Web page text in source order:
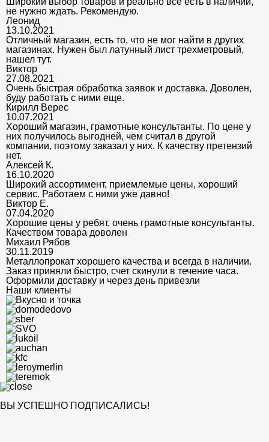
не нужно ждать. Рекомендую.
Леонид
13.10.2021
Отличный магазин, есть то, что не мог найти в других
магазинах. Нужен был латунный лист трехметровый,
нашел тут.
Виктор
27.08.2021
Очень быстрая обработка заявок и доставка. Доволен,
буду работать с ними еще.
Кирилл Верес
10.07.2021
Хороший магазин, грамотные консультанты. По цене у
них получилось выгодней, чем считал в другой
компании, поэтому заказал у них. К качеству претензий
нет.
Алексей К.
16.10.2020
Широкий ассортимент, приемлемые цены, хороший
сервис. Работаем с ними уже давно!
Виктор Е.
07.04.2020
Хорошие цены у ребят, очень грамотные консультанты.
Качеством товара доволен
Михаил Рябов
30.11.2019
Металлопрокат хорошего качества и всегда в наличии.
Заказ приняли быстро, счет скинули в течение часа.
Оформили доставку и через день привезли
Наши клиенты
ВЫ УСПЕШНО ПОДПИСАЛИСЬ!